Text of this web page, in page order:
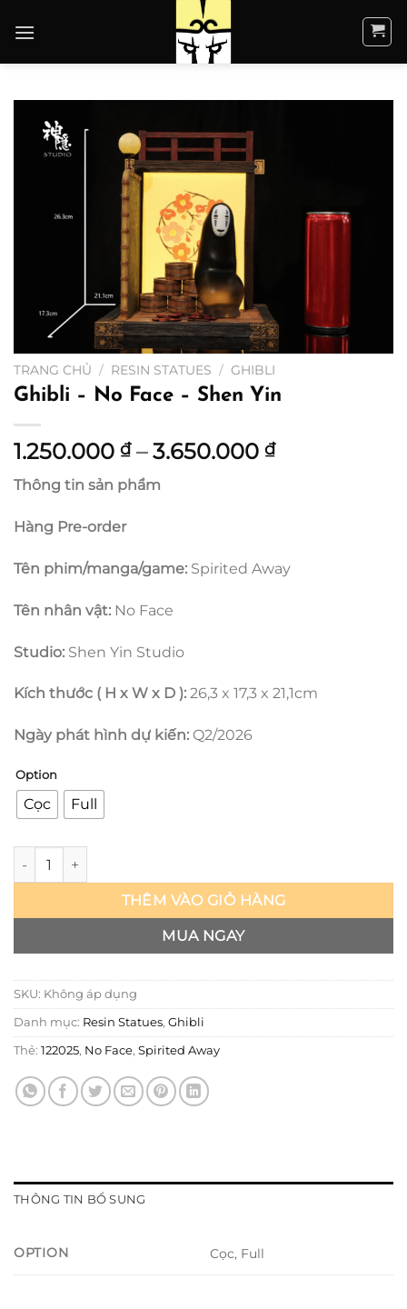
qua
TRANG CHỦ / RESIN STATUES / GHIBLI
Ghibli – No Face – Shen Yin
1.250.000 ₫ – 3.650.000 ₫Khoảng
3.650.000 ₫
Thông tin sản phẩm
Hàng Pre-order
Tên phim/manga/game: Spirited Away
Tên nhân vật: No Face
Studio: Shen Yin Studio
Kích thước ( H x W x D ): 26,3 x 17,3 x 21,1cm
Ngày phát hình dự kiến: Q2/2026
Option
Cọc Full
Ghibli - No Face - Shen Yin số lượng
THÊM VÀO GIỎ HÀNG
MUA NGAY
SKU: Không áp dụng
Danh mục: Resin Statues, Ghibli
Thẻ: 122025, No Face, Spirited Away
THÔNG TIN BỔ SUNG
OPTION Cọc, Full